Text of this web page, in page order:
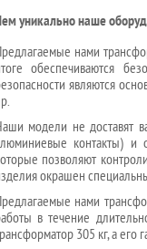
уникально наше
нами
обеспечиваются
являются
модели не доставят
контакты) и
позволяют
окрашен
нами
в течение
305 кг, а его